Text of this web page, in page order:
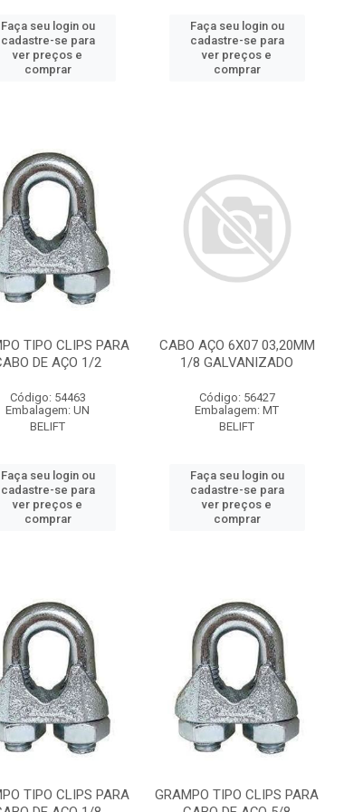
Faça seu login ou
cadastre-se para
ver preços e
comprar
Faça seu login ou
cadastre-se para
ver preços e
comprar
TIPO CLIPS PARA
DE AÇO 1/2
Código: 54463
Embalagem: UN
BELIFT
Faça seu login ou
cadastre-se para
ver preços e
comprar
CABO AÇO 6X07 03,20MM
1/8 GALVANIZADO
Código: 56427
Embalagem: MT
BELIFT
Faça seu login ou
cadastre-se para
ver preços e
comprar
TIPO CLIPS PARA
GRAMPO TIPO CLIPS PARA